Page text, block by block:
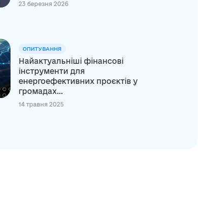
23 березня 2026
ОПИТУВАННЯ
Найактуальніші фінансові
інструменти для
енергоефективних проєктів у
громадах...
14 травня 2025